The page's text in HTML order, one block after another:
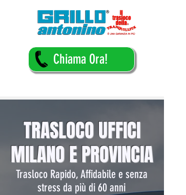
Chiama Ora!
TRASLOCO UFFICI
MILANO E PROVINCIA
Trasloco Rapido, Affidabile e senza
stress da più di 60 anni